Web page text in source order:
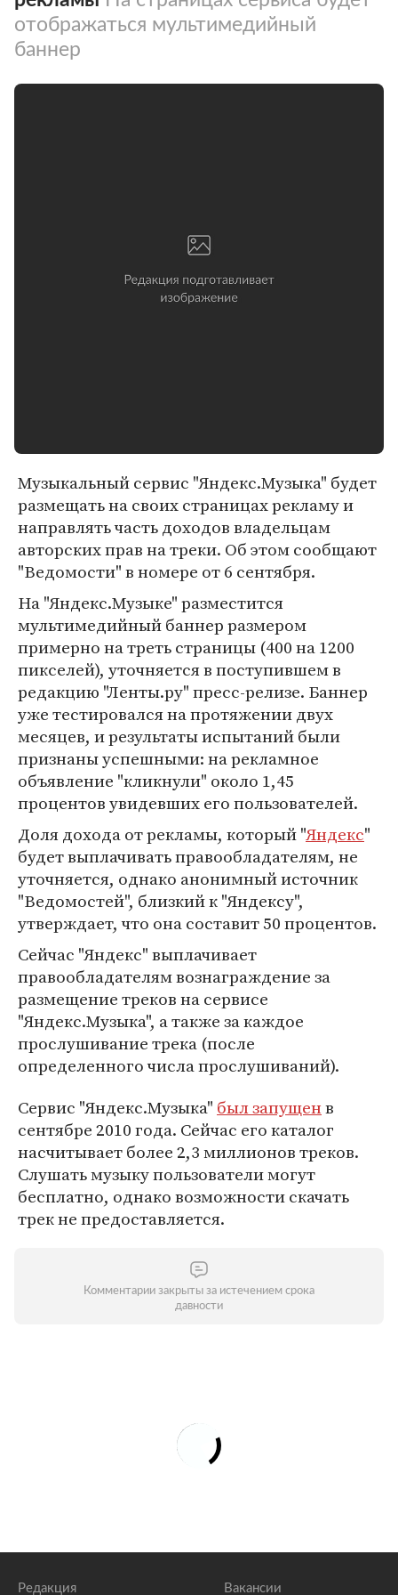
отображаться мультимедийный
баннер
Музыкальный сервис "Яндекс.Музыка" будет
размещать на своих страницах рекламу и
направлять часть доходов владельцам
авторских прав на треки. Об этом сообщают
"Ведомости" в номере от 6 сентября.
На "Яндекс.Музыке" разместится
мультимедийный баннер размером
примерно на треть страницы (400 на 1200
пикселей), уточняется в поступившем в
редакцию "Ленты.ру" пресс-релизе. Баннер
уже тестировался на протяжении двух
месяцев, и результаты испытаний были
признаны успешными: на рекламное
объявление "кликнули" около 1,45
процентов увидевших его пользователей.
Доля дохода от рекламы, который "Яндекс"
будет выплачивать правообладателям, не
уточняется, однако анонимный источник
"Ведомостей", близкий к "Яндексу",
утверждает, что она составит 50 процентов.
Сейчас "Яндекс" выплачивает
правообладателям вознаграждение за
размещение треков на сервисе
"Яндекс.Музыка", а также за каждое
прослушивание трека (после
определенного числа прослушиваний).
Сервис "Яндекс.Музыка" был запущенв
сентябре 2010 года. Сейчас его каталог
насчитывает более 2,3 миллионов треков.
Слушать музыку пользователи могут
бесплатно, однако возможности скачать
трек не предоставляется.
Комментарии закрыты за истечением срока
давности
Редакция Вакансии